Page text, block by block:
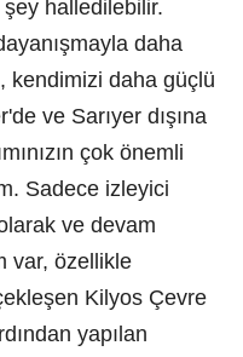
halledilebilir.
daha
kendimizi daha güçlü
ve Sarıyer dışına
çok önemli
Sadece izleyici
ve devam
var, özellikle
Kilyos Çevre
yapılan